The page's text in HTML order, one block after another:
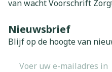
van wachtVoorschrift
Nieuwsbrief
Blijf op de hoogte van